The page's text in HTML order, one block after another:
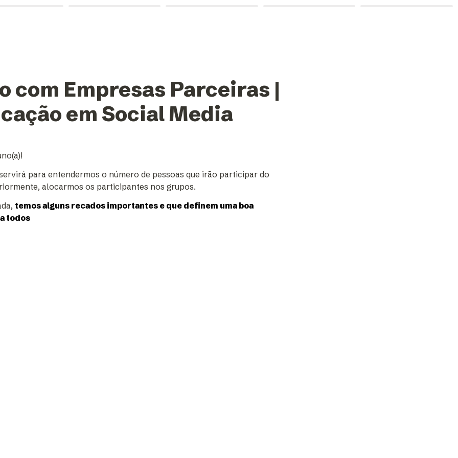
com Empresas Parceiras |
em Social Media
para entendermos o número de pessoas que irão participar do
alocarmos os participantes nos grupos.
, temos alguns recados importantes e que definem uma boa
todos